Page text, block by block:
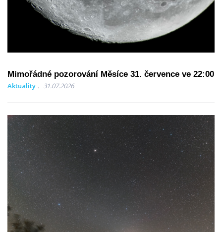
Mimořádné pozorování Měsíce 31. července ve 22:00
Aktuality 31.07.2026